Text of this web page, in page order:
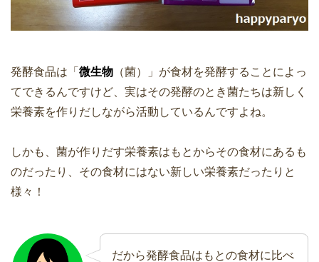
発酵食品は「 微生物 （菌）」が食材を発酵することによっ
てできるんですけど、実はその発酵のとき菌たちは新しく
栄養素を作りだしながら活動しているんですよね。
しかも、菌が作りだす栄養素はもとからその食材にあるも
のだったり、その食材にはない新しい栄養素だったりと
様々！
だから発酵食品はもとの食材に比べ